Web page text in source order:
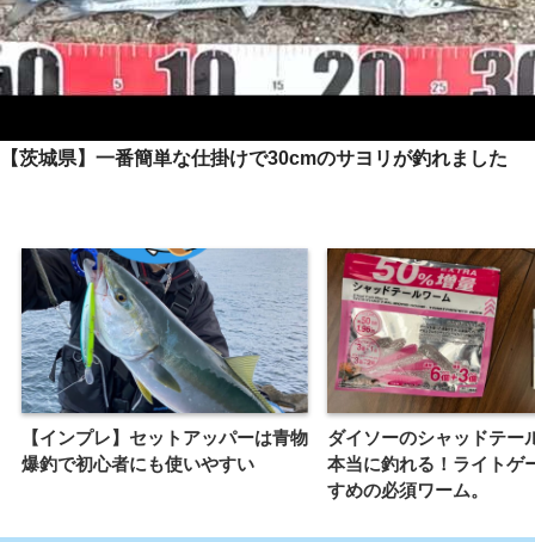
【茨城県】一番簡単な仕掛けで30cmのサヨリが釣れました
【インプレ】セットアッパーは青物
爆釣で初心者にも使いやすい
ダイソーのシャッドテー
本当に釣れる！ライトゲ
すめの必須ワーム。